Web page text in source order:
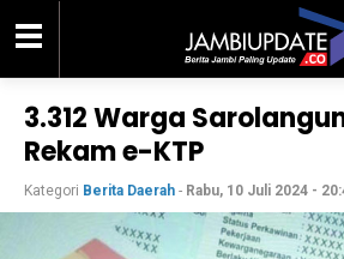
3.312 Warga
Rekam e-KTP
Kategori Berita Daerah - Rabu, 10 Juli 2024 -